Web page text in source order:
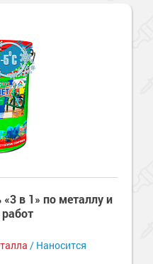
в 1» по металлу и
/ Наносится